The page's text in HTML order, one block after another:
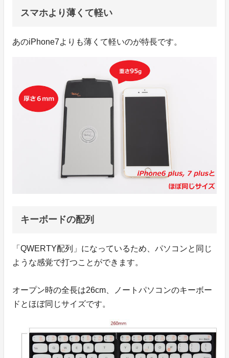
スマホより薄くて軽い
あのiPhone7よりも薄くて軽いのが特長です。
キーボードの配列
「QWERTY配列」になっているため、パソコンと同じ
ような感覚で打つことができます。
オープン時の全長は26cm、ノートパソコンのキーボー
ドとほぼ同じサイズです。